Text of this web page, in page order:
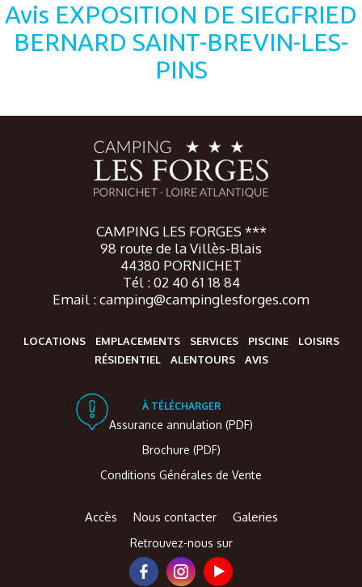
Avis EXPOSITION DE SIEGFRIED
BERNARD SAINT-BREVIN-LES-
PINS
CAMPING LES FORGES ***
98 route de la Villès-Blais
44380 PORNICHET
Tél : 02 40 61 18 84
Email : camping@campinglesforges.com
LOCATIONS EMPLACEMENTS SERVICES PISCINE
LOISIRS
RÉSIDENTIEL
ALENTOURS AVIS
À TÉLÉCHARGER
Assurance annulation (PDF)
Brochure (PDF)
Conditions Générales de Vente
Accès Nous contacter Galeries
Retrouvez-nous sur